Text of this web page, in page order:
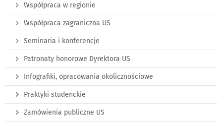
Współpraca w regionie
Współpraca zagraniczna US
Seminaria i konferencje
Patronaty honorowe Dyrektora US
Infografiki, opracowania okolicznościowe
Praktyki studenckie
Zamówienia publiczne US